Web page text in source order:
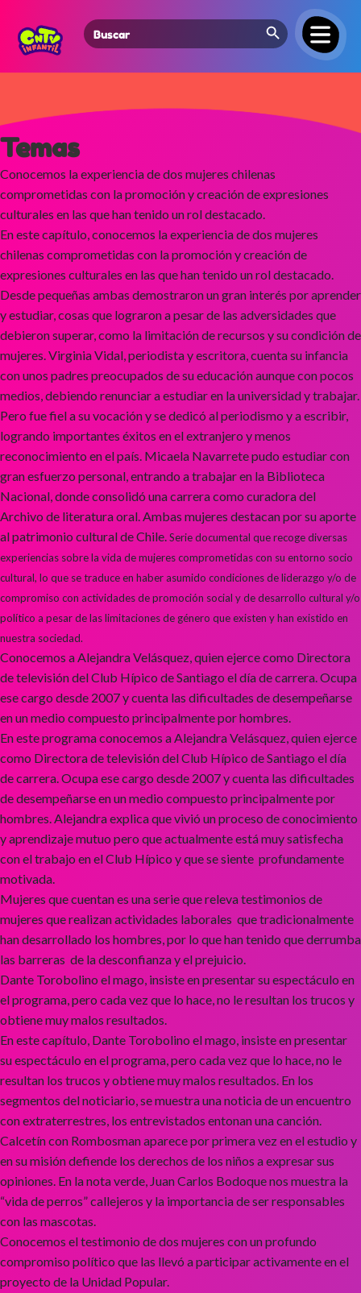
Search
for:
Search Button
Temas
Conocemos la experiencia de dos mujeres chilenas
comprometidas con la promoción y creación de expresiones
culturales en las que han tenido un rol destacado.
En este capítulo, conocemos la experiencia de dos mujeres
chilenas comprometidas con la promoción y creación de
expresiones culturales en las que han tenido un rol destacado.
Desde pequeñas ambas demostraron un gran interés por aprender
y estudiar, cosas que lograron a pesar de las adversidades que
debieron superar, como la limitación de recursos y su condición de
mujeres. Virginia Vidal, periodista y escritora, cuenta su infancia
con unos padres preocupados de su educación aunque con pocos
medios, debiendo renunciar a estudiar en la universidad y trabajar.
Pero fue fiel a su vocación y se dedicó al periodismo y a escribir,
logrando importantes éxitos en el extranjero y menos
reconocimiento en el país. Micaela Navarrete pudo estudiar con
gran esfuerzo personal, entrando a trabajar en la Biblioteca
Nacional, donde consolidó una carrera como curadora del
Archivo de literatura oral. Ambas mujeres destacan por su aporte
al patrimonio cultural de Chile.Serie documental que recoge diversas
experiencias sobre la vida de mujeres comprometidas con su entorno socio
cultural, lo que se traduce en haber asumido condiciones de liderazgo y/o de
compromiso con actividades de promoción social y de desarrollo cultural y/o
político a pesar de las limitaciones de género que existen y han existido en
nuestra sociedad.
Conocemos a Alejandra Velásquez, quien ejerce como Directora
de televisión del Club Hípico de Santiago el día de carrera. Ocupa
ese cargo desde 2007 y cuenta las dificultades de desempeñarse
en un medio compuesto principalmente por hombres.
En este programa conocemos a Alejandra Velásquez, quien ejerce
como Directora de televisión del Club Hípico de Santiago el día
de carrera. Ocupa ese cargo desde 2007 y cuenta las dificultades
de desempeñarse en un medio compuesto principalmente por
hombres. Alejandra explica que vivió un proceso de conocimiento
y aprendizaje mutuo pero que actualmente está muy satisfecha
con el trabajo en el Club Hípico y que se siente profundamente
motivada.
Mujeres que cuentan es una serie que releva testimonios de
mujeres que realizan actividades laborales que tradicionalmente
han desarrollado los hombres, por lo que han tenido que derrumba
las barreras de la desconfianza y el prejuicio.
Dante Torobolino el mago, insiste en presentar su espectáculo en
el programa, pero cada vez que lo hace, no le resultan los trucos y
obtiene muy malos resultados.
En este capítulo, Dante Torobolino el mago, insiste en presentar
su espectáculo en el programa, pero cada vez que lo hace, no le
resultan los trucos y obtiene muy malos resultados. En los
segmentos del noticiario, se muestra una noticia de un encuentro
con extraterrestres, los entrevistados entonan una canción.
Calcetín con Rombosman aparece por primera vez en el estudio y
en su misión defiende los derechos de los niños a expresar sus
opiniones. En la nota verde, Juan Carlos Bodoque nos muestra la
“vida de perros” callejeros y la importancia de ser responsables
con las mascotas.
Conocemos el testimonio de dos mujeres con un profundo
compromiso político que las llevó a participar activamente en el
proyecto de la Unidad Popular.